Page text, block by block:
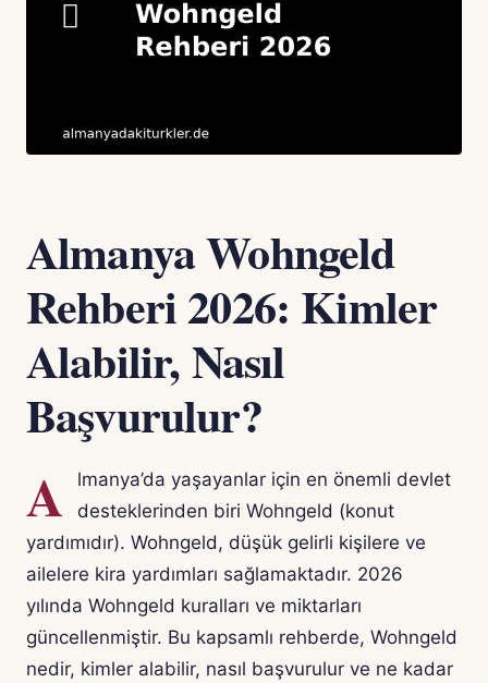
Almanya Wohngeld
Rehberi 2026: Kimler
Alabilir, Nasıl
Başvurulur?
A
lmanya’da yaşayanlar için en önemli devlet
desteklerinden biri Wohngeld (konut
yardımıdır). Wohngeld, düşük gelirli kişilere ve
ailelere kira yardımları sağlamaktadır. 2026
yılında Wohngeld kuralları ve miktarları
güncellenmiştir. Bu kapsamlı rehberde, Wohngeld
nedir, kimler alabilir, nasıl başvurulur ve ne kadar